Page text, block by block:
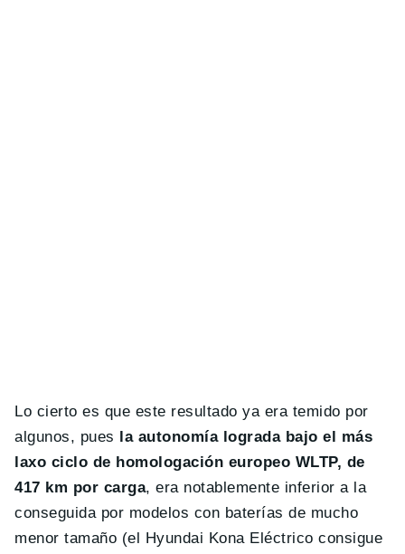
Lo cierto es que este resultado ya era temido por
algunos, pues
la autonomía lograda bajo el más
laxo ciclo de homologación europeo WLTP, de
417 km por carga, era notablemente inferior a la
conseguida por modelos con baterías de mucho
menor tamaño (el Hyundai Kona Eléctrico consigue